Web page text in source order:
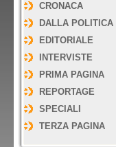
CRONACA
DALLA POLITICA
EDITORIALE
INTERVISTE
PRIMA PAGINA
REPORTAGE
SPECIALI
TERZA PAGINA